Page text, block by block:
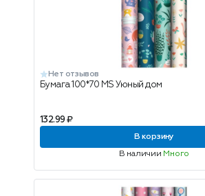
Нет отзывов
Бумага 100*70 MS Уюный дом
132.99 ₽
В корзину
В наличии Много